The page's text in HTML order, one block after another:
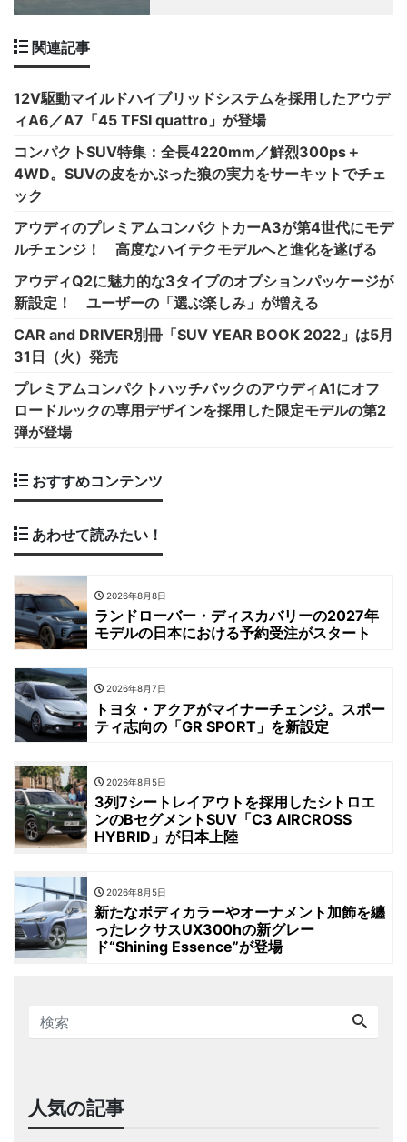
関連記事
12V駆動マイルドハイブリッドシステムを採用したアウデ
ィA6／A7「45 TFSI quattro」が登場
コンパクトSUV特集：全長4220mm／鮮烈300ps＋
4WD。SUVの皮をかぶった狼の実力をサーキットでチェ
ック
アウディのプレミアムコンパクトカーA3が第4世代にモデ
ルチェンジ！ 高度なハイテクモデルへと進化を遂げる
アウディQ2に魅力的な3タイプのオプションパッケージが
新設定！ ユーザーの「選ぶ楽しみ」が増える
CAR and DRIVER別冊「SUV YEAR BOOK 2022」は5月
31日（火）発売
プレミアムコンパクトハッチバックのアウディA1にオフ
ロードルックの専用デザインを採用した限定モデルの第2
弾が登場
おすすめコンテンツ
あわせて読みたい！
2026年8月8日
ランドローバー・ディスカバリーの2027年
モデルの日本における予約受注がスタート
2026年8月7日
トヨタ・アクアがマイナーチェンジ。スポー
ティ志向の「GR SPORT」を新設定
2026年8月5日
3列7シートレイアウトを採用したシトロエ
ンのBセグメントSUV「C3 AIRCROSS
HYBRID」が日本上陸
2026年8月5日
新たなボディカラーやオーナメント加飾を纏
ったレクサスUX300hの新グレー
ド“Shining Essence”が登場
人気の記事